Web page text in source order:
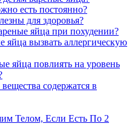
есть постоянно?
для здоровья?
яйца при похудении?
яйца вызвать аллергическую
яйца повлиять на уровень
содержатся в
Телом, Если Есть По 2